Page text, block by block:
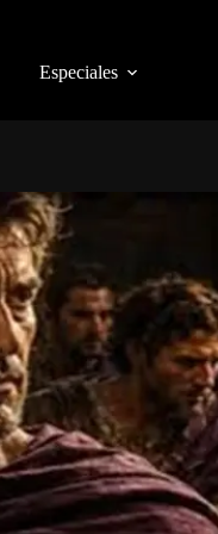
Especiales